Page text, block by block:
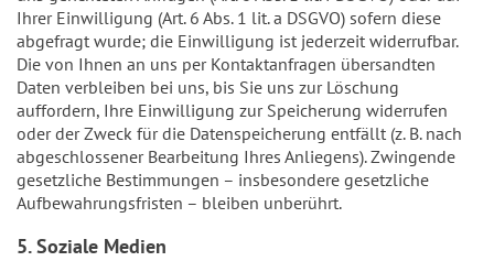
Ihrer Einwilligung (Art. 6 Abs. 1 lit. a DSGVO) sofern diese
abgefragt wurde; die Einwilligung ist jederzeit widerrufbar.
Die von Ihnen an uns per Kontaktanfragen übersandten
Daten verbleiben bei uns, bis Sie uns zur Löschung
auffordern, Ihre Einwilligung zur Speicherung widerrufen
oder der Zweck für die Datenspeicherung entfällt (z. B. nach
abgeschlossener Bearbeitung Ihres Anliegens). Zwingende
gesetzliche Bestimmungen – insbesondere gesetzliche
Aufbewahrungsfristen – bleiben unberührt.
5. Soziale Medien